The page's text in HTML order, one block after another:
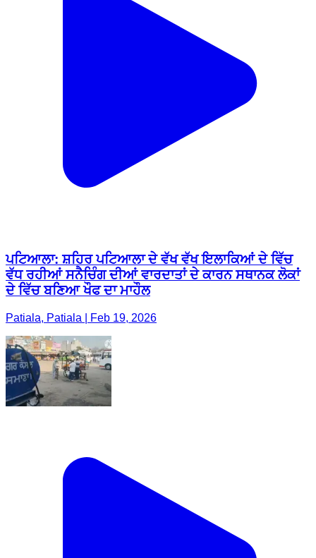
ਪਟਿਆਲਾ: ਸ਼ਹਿਰ ਪਟਿਆਲਾ ਦੇ ਵੱਖ ਵੱਖ ਇਲਾਕਿਆਂ ਦੇ ਵਿੱਚ
ਵੱਧ ਰਹੀਆਂ ਸਨੈਚਿੰਗ ਦੀਆਂ ਵਾਰਦਾਤਾਂ ਦੇ ਕਾਰਨ ਸਥਾਨਕ ਲੋਕਾਂ
ਦੇ ਵਿੱਚ ਬਣਿਆ ਖੌਫ ਦਾ ਮਾਹੌਲ
Patiala, Patiala | Feb 19, 2026